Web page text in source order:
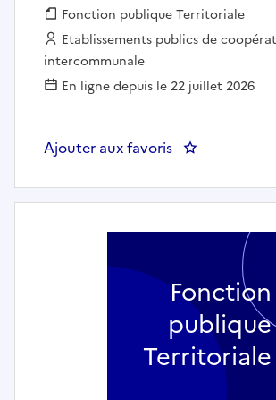
Fonction publique :
Fonction publique Territoriale
Employeur :
Etablissements publics de
intercommunale
En ligne depuis le 22 juillet 2026
Ajouter aux favoris : Chef du
Fonction
publique
Territoriale